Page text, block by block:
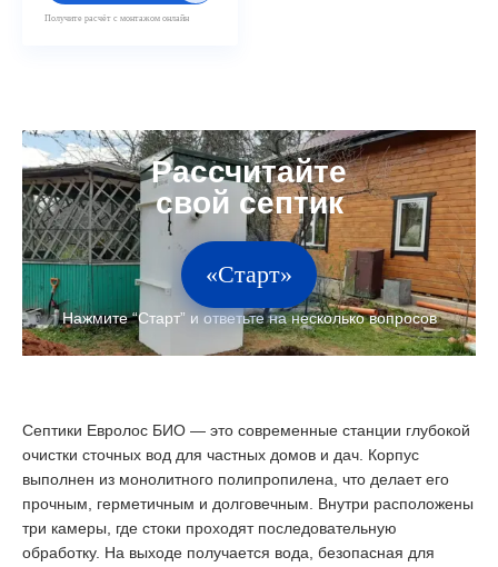
Получите расчёт с монтажом онлайн
«Старт»
Септики Евролос БИО — это современные станции глубокой
очистки сточных вод для частных домов и дач. Корпус
выполнен из монолитного полипропилена, что делает его
прочным, герметичным и долговечным. Внутри расположены
три камеры, где стоки проходят последовательную
обработку. На выходе получается вода, безопасная для